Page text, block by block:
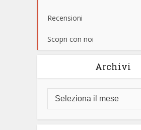
Recensioni
Scopri con noi
Archivi